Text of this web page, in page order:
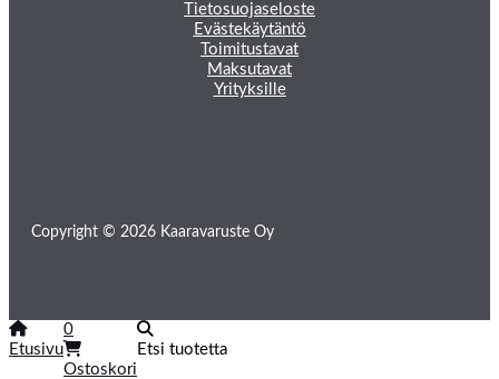
Tietosuojaseloste
Evästekäytäntö
Toimitustavat
Maksutavat
Yrityksille
Copyright © 2026 Kaaravaruste Oy
Etusivu
0
Ostoskori
Etsi tuotetta